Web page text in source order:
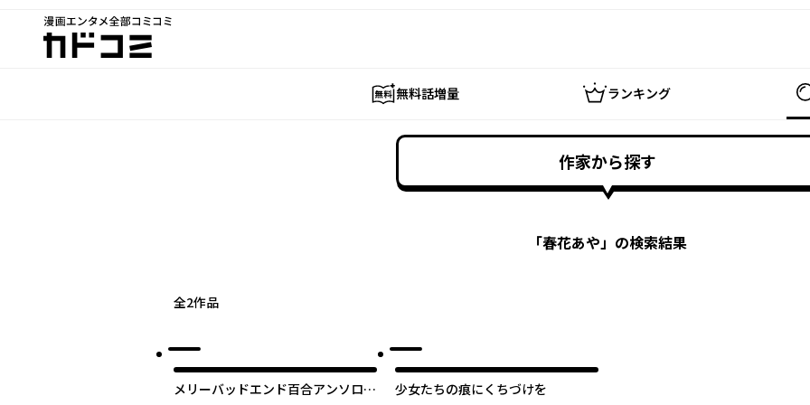
漫画エンタメ全部コミコミ
カドコミ
無料話増量 ランキング
作家から探す
「春花あや」の検索結果
全2作品
メリーバッドエンド百合アンソロジ
少女たちの痕にくちづけを